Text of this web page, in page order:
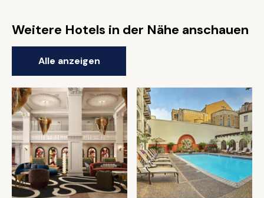
Weitere Hotels in der Nähe anschauen
Alle anzeigen